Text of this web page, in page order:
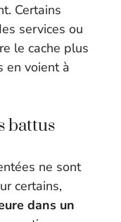
Certains
services ou
le cache plus
en voient à
battus
ne sont
certains,
dans un